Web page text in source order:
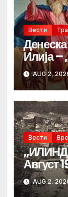
Вести
Илија
AUG 2,
Вести
Август
AUG 2,